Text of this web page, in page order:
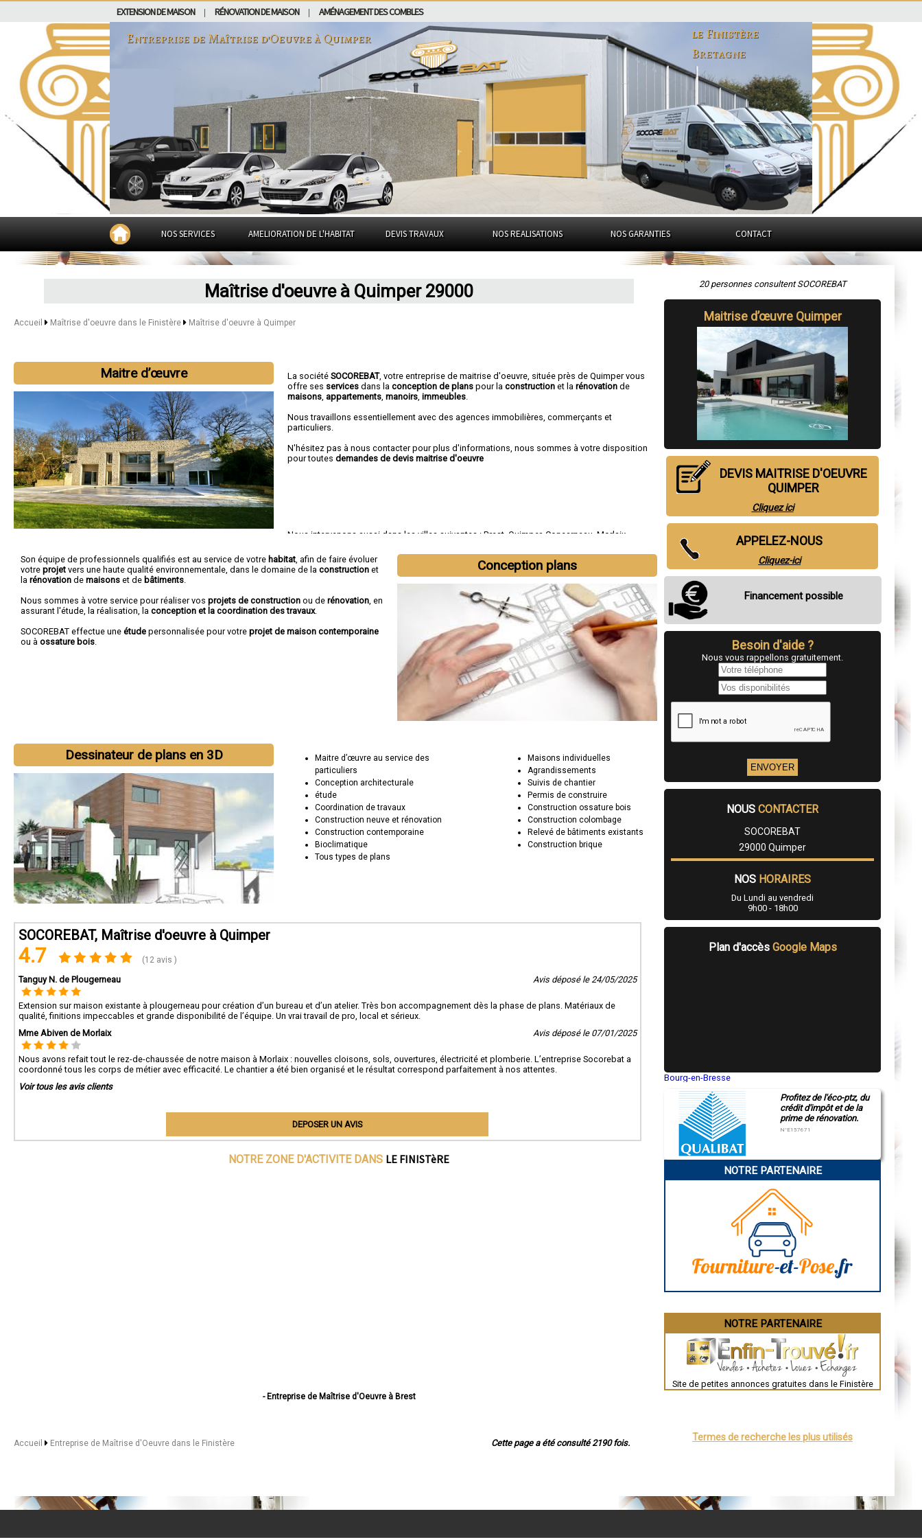
EXTENSION DE MAISON RÉNOVATION DE MAISON AMÉNAGEMENT DES COMBLES
Entreprise de Maîtrise d'Oeuvre àQuimper
le Finistère
Bretagne
NOS SERVICES AMELIORATION DE L'HABITAT DEVIS TRAVAUX NOS REALISATIONS NOS GARANTIES CONTACT
Maîtrise d'oeuvre à Quimper 29000
Accueil Maîtrise d'oeuvre dans le Finistère Maîtrise d'oeuvre à Quimper
Maitre d’œuvre La sociétéSOCOREBAT,votre entreprise de maitrise d'oeuvre , située près de Quimper vous
offre ses services dans laconception de plans pour laconstruction et larénovation de
maisons appartements ,manoirs ,immeubles
Nous travaillons essentiellement avec des agences immobilières, commerçants et
particuliers.
N'hésitez pas à nous contacter pour plus d'informations, nous sommes à votre disposition
pour toutesdemandes de devis maitrise d'oeuvre
Nous intervenons aussi dans les villes suivantes :Brest Quimper, Concarneau ,Morlaix
Conception plans
Son équipe de professionnels qualifiés est au service de votre habitat, afin de faire évoluer
votre projet vers une haute qualité environnementale, dans le domaine de la construction et
la rénovation de maisons et de bâtiments.
Nous sommes à votre service pour réaliser vos projets de construction ou de rénovation, en
assurant l'étude, la réalisation, la conception et la coordination des travaux.
SOCOREBAT effectue une étude personnalisée pour votre projet de maison contemporaine
ou à ossature bois.
Dessinateur de plans en 3D
Maitre d’œuvre au service des
particuliers
Conception architecturale
étude
Coordination de travaux
Construction neuve et rénovation
Construction contemporaine
Bioclimatique
Tous types de plans
Maisons individuelles
Agrandissements
Suivis de chantier
Permis de construire
Construction ossature bois
Construction colombage
Relevé de bâtiments existants
Construction brique
SOCOREBAT, Maîtrise d'oeuvre à Quimper
4.7 (12 avis )
Tanguy N. de Plougerneau Avis déposé le 24/05/2025
Extension sur maison existante à plougerneau pour création d’un bureau et d’un atelier. Très bon accompagnement dès la phase de plans. Matériaux de
qualité, finitions impeccables et grande disponibilité de l’équipe. Un vrai travail de pro, local et sérieux.
Mme Abiven de Morlaix
Avis déposé le 07/01/2025
Nous avons refait tout le rez-de-chaussée de notre maison à Morlaix : nouvelles cloisons, sols, ouvertures, électricité et plomberie. L’entreprise Socorebat a
coordonné tous les corps de métier avec efficacité. Le chantier a été bien organisé et le résultat correspond parfaitement à nos attentes.
Voir tous les avis clients
DEPOSER UN AVIS
NOTRE ZONE D'ACTIVITE DANS LE FINISTèRE
- Entreprise de Maîtrise d'Oeuvre à Brest
- Entreprise de Maîtrise d'Oeuvre à Plouzané
- Entreprise de Maîtrise d'Oeuvre à Quimperlé
Cette page a été consulté 2190 fois.
Accueil Entreprise de Maîtrise d'Oeuvre dans le Finistère
20 personnes consultent SOCOREBAT
Maitrise d’œuvre Quimper
DEVIS MAITRISE D'OEUVRE
QUIMPER
Cliquez ici
APPELEZ-NOUS
Cliquez-ici
Financement possible
Besoin d'aide ?
Nous vous rappellons gratuitement.
NOUS CONTACTER
SOCOREBAT
29000 Quimper
NOS HORAIRES
Du Lundi au vendredi
9h00 - 18h00
Plan d'accès Google Maps
Bourg-en-Bresse
Montluçon
Manosque
Gap
Charleville-Mézières
Pamiers
Narbonne
Brive-la-Gaillarde
Guéret
Besançon
Évreux
Chartres
Nîmes
Auch
Le Puy-en-Velay
Nantes
Profitez de l'éco-ptz, du
crédit d'impôt et de la
prime de rénovation.
N°E157671
NOTRE PARTENAIRE
NOTRE PARTENAIRE
Site de petites annonces gratuites dans le Finistère
Termes de recherche les plus utilisés